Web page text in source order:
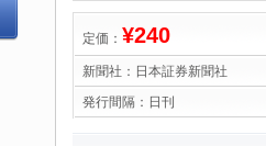
定価： ¥240
新聞社： 日本証券新聞社
発行間隔： 日刊